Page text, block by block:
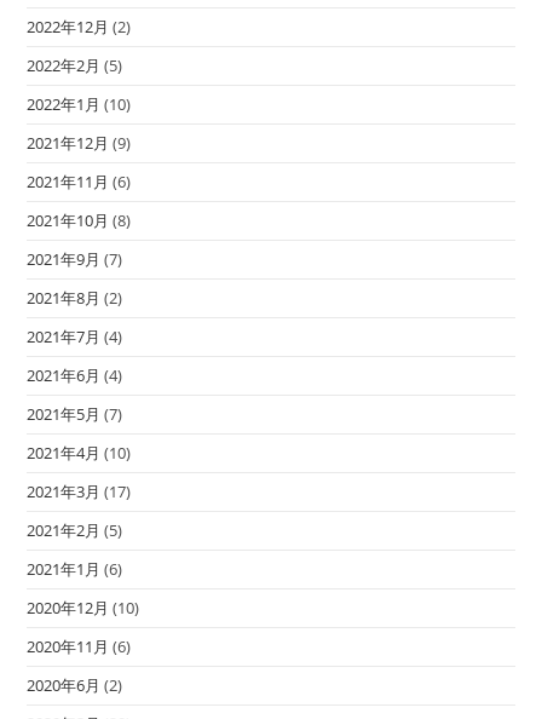
2022年12月 (2)
2022年2月 (5)
2022年1月 (10)
2021年12月 (9)
2021年11月 (6)
2021年10月 (8)
2021年9月 (7)
2021年8月 (2)
2021年7月 (4)
2021年6月 (4)
2021年5月 (7)
2021年4月 (10)
2021年3月 (17)
2021年2月 (5)
2021年1月 (6)
2020年12月 (10)
2020年11月 (6)
2020年6月 (2)